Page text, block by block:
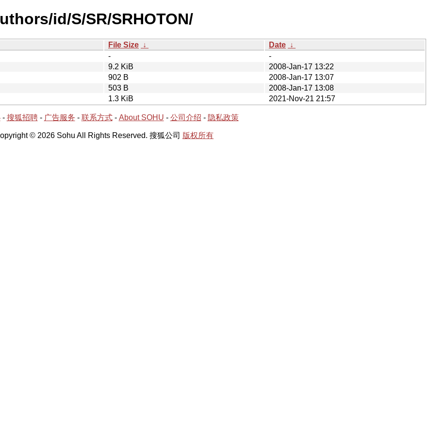
id/S/SR/SRHOTON/
File Size ↓ Date ↓
-
-
9.2 KiB
2008-Jan-17 13:22
902 B
2008-Jan-17 13:07
503 B
2008-Jan-17 13:08
1.3 KiB 2021-Nov-21 21:57
- 搜狐招聘- 广告服务 - 联系方式- About SOHU - 公司介绍 - 隐私政策
© 2026 Sohu All Rights Reserved. 搜狐公司 版权所有